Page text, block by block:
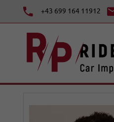
+43 699 164 11912